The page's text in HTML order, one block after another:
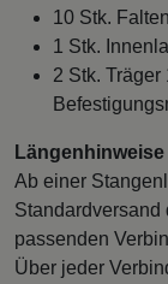
10 Stk.
1 Stk.
2 Stk.
Ab einer
Standardversand
passenden
Über jeder